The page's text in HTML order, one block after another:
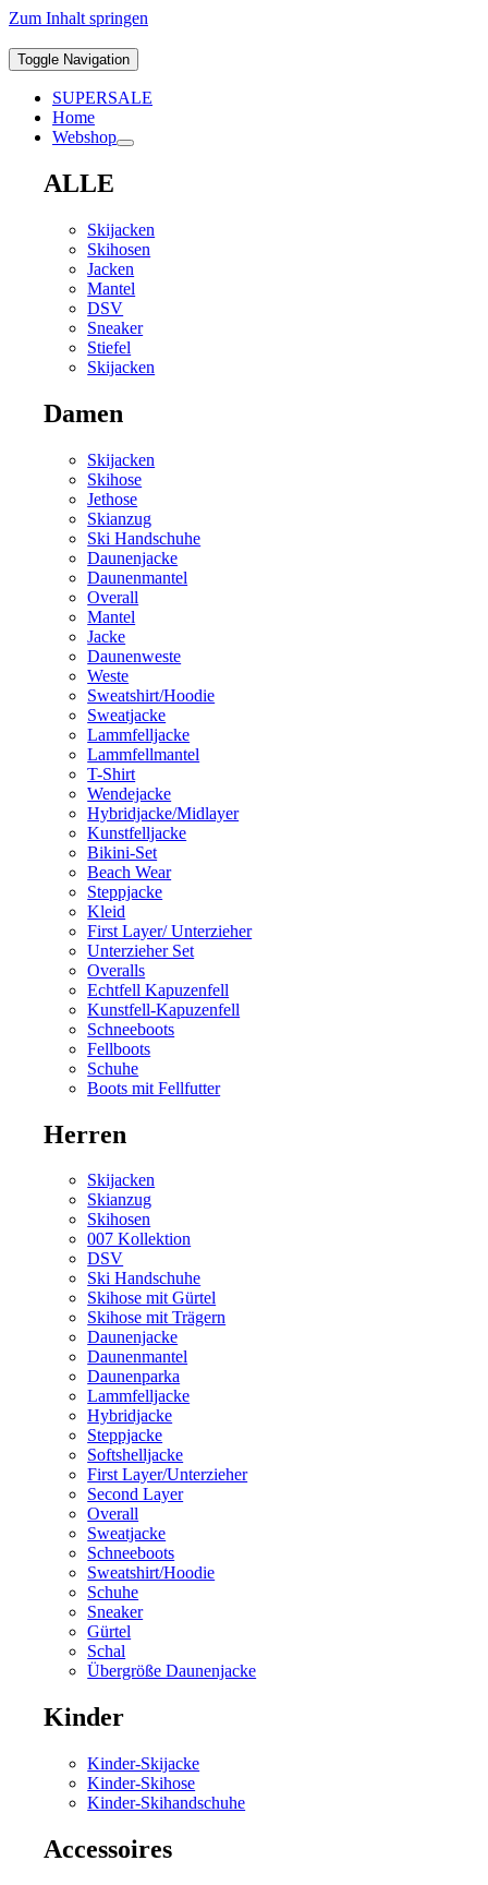
Zum Inhalt springen
Toggle Navigation
SUPERSALE
Home
Webshop
ALLE
Skijacken
Skihosen
Jacken
Mantel
DSV
Sneaker
Stiefel
Skijacken
Damen
Skijacken
Skihose
Jethose
Skianzug
Ski Handschuhe
Daunenjacke
Daunenmantel
Overall
Mantel
Jacke
Daunenweste
Weste
Sweatshirt/Hoodie
Sweatjacke
Lammfelljacke
Lammfellmantel
T-Shirt
Wendejacke
Hybridjacke/Midlayer
Kunstfelljacke
Bikini-Set
Beach Wear
Steppjacke
Kleid
First Layer/ Unterzieher
Unterzieher Set
Overalls
Echtfell Kapuzenfell
Kunstfell-Kapuzenfell
Schneeboots
Fellboots
Schuhe
Boots mit Fellfutter
Herren
Skijacken
Skianzug
Skihosen
007 Kollektion
DSV
Ski Handschuhe
Skihose mit Gürtel
Skihose mit Trägern
Daunenjacke
Daunenmantel
Daunenparka
Lammfelljacke
Hybridjacke
Steppjacke
Softshelljacke
First Layer/Unterzieher
Second Layer
Overall
Sweatjacke
Schneeboots
Sweatshirt/Hoodie
Schuhe
Sneaker
Gürtel
Schal
Übergröße Daunenjacke
Kinder
Kinder-Skijacke
Kinder-Skihose
Kinder-Skihandschuhe
Accessoires